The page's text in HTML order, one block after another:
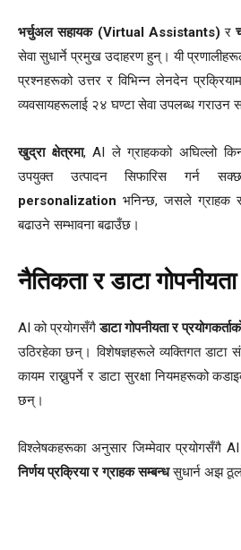
भर्चुअल सहायक (Virtual Assistants) र
सेवा सुधार्ने प्रमुख उदाहरण हुन्। यी प्रणालीहरूले
प्रश्नहरूको उत्तर र विभिन्न लेनदेन
व्यवसायहरूलाई २४ घण्टा सेवा उपलब्ध गराउन
खुद्रा क्षेत्रमा, AI ले ग्राहकको अघिल्लो
उपयुक्त उत्पादन सिफारिस गर्न
personalization भनिन्छ, जसले ग्राहक
बढाउने सम्भावना बढाउँछ।
नैतिकता र डाटा गोपनीयता
AI को प्रयोगसँगैडाटा गोपनीयता र
उठिरहेका छन्। विशेषज्ञहरूले व्यक्तिगत डाटा
कायम राख्नुपर्ने र डाटा सुरक्षा नियमहरूको
छन्।
विश्लेषकहरूका अनुसार जिम्मेवार प्रयोगसँगै
निर्णय प्रक्रिया र ग्राहक सम्बन्धसुधार्न अझ